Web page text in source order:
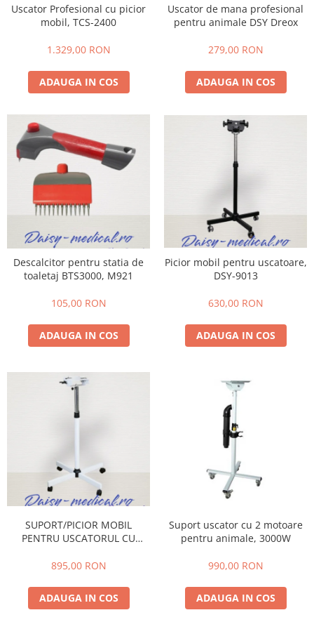
Aparatură tratament
Aspiratoare chirurgicale
Electrocautere
Genți ambulanță
Stomatologie
Echipamente de diagnostic
Incubatoare animale
Lămpi
Lămpi chirurgicale
Lămpi de examinare
Lămpi bactericide
Lămpi frontale
Stomatologie veterinara
Tratamente grooming / măști
Igienă animale
PSH HEALTH CARE
Costume, accesorii / produse
îngrijire cosmeticieni
Igienă dentară
Igienă și întreținere salon
Sterilizatoare UV
Uscator Profesional cu picior
mobil, TCS-2400
1.329,00 RON
ADAUGA IN COS
Uscator de mana profesional
pentru animale DSY Dreox
279,00 RON
ADAUGA IN COS
Descalcitor pentru statia de
toaletaj BTS3000, M921
105,00 RON
ADAUGA IN COS
Picior mobil pentru uscatoare,
DSY-9013
630,00 RON
ADAUGA IN COS
SUPORT/PICIOR MOBIL
PENTRU USCATORUL CU
FUNCTIE DE OZONIFICARE -
895,00 RON
ADAUGA IN COS
Suport uscator cu 2 motoare
pentru animale, 3000W
990,00 RON
ADAUGA IN COS